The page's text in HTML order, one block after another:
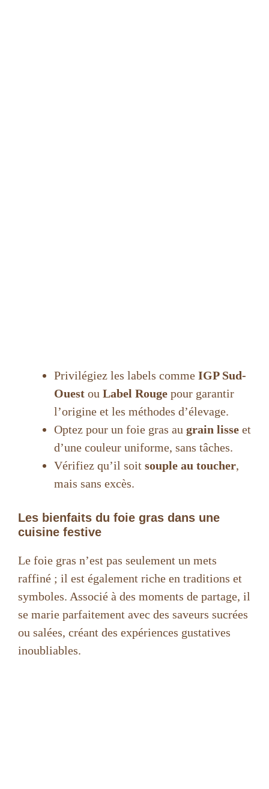
Privilégiez les labels comme IGP Sud-
Ouest ou Label Rouge pour garantir
l’origine et les méthodes d’élevage.
Optez pour un foie gras au grain lisse et
d’une couleur uniforme, sans tâches.
Vérifiez qu’il soit souple au toucher,
mais sans excès.
Les bienfaits du foie gras dans une
cuisine festive
Le foie gras n’est pas seulement un mets
raffiné ; il est également riche en traditions et
symboles. Associé à des moments de partage, il
se marie parfaitement avec des saveurs sucrées
ou salées, créant des expériences gustatives
inoubliables.